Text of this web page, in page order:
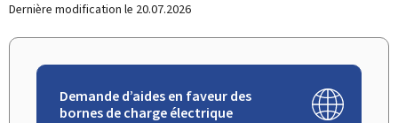
Dernière modification le 20.07.2026
Demande d’aides en faveur des
bornes de charge électrique